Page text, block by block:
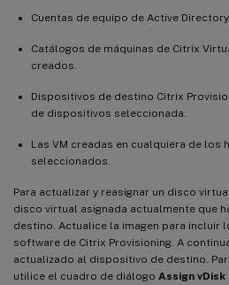
Cuentas de equipo de Active
Catálogos de máquinas de Citrix
creados.
Dispositivos de destino Citrix
de dispositivos seleccionada.
Las VM creadas en cualquiera de los
seleccionados.
Para actualizar y reasignar un disco
disco virtual asignada actualmente que
destino. Actualice la imagen para incluir
software de Citrix Provisioning. A
actualizado al dispositivo de destino.
utilice el cuadro de diálogo Assign